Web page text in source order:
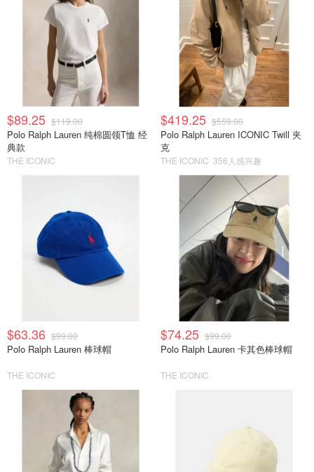
$89.25 $119.00
Polo Ralph Lauren 纯棉圆领T恤 经
典款
THE ICONIC
$419.25 $559.00
Polo Ralph Lauren ICONIC Twill 夹
克
THE ICONIC 356人感兴趣
$63.36 $99.00
Polo Ralph Lauren 棒球帽
THE ICONIC
$74.25 $99.00
Polo Ralph Lauren 卡其色棒球帽
THE ICONIC